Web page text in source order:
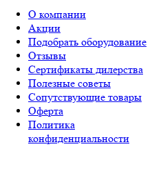
О компании
Акции
Подобрать оборудование
Отзывы
Сертификаты дилерства
Полезные советы
Сопутствующие товары
Оферта
Политика
конфиденциальности